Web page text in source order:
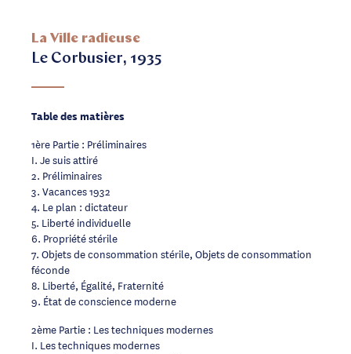
La Ville radieuse
Le Corbusier, 1935
Table des matières
1ère Partie : Préliminaires
I. Je suis attiré
2. Préliminaires
3. Vacances 1932
4. Le plan : dictateur
5. Liberté individuelle
6. Propriété stérile
7. Objets de consommation stérile, Objets de consommation
féconde
8. Liberté, Égalité, Fraternité
9. État de conscience moderne
2ème Partie : Les techniques modernes
I. Les techniques modernes